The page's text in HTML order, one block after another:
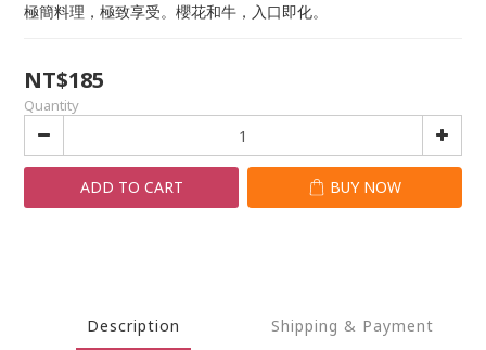
極簡料理，極致享受。櫻花和牛，入口即化。
NT$185
Quantity
ADD TO CART BUY NOW
Description Shipping & Payment